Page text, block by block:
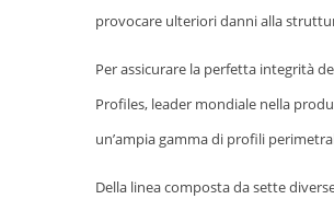
provocare ulteriori danni alla
Per assicurare la perfetta integrità
Profiles, leader mondiale nella
un’ampia gamma di profili
Della linea composta da sette